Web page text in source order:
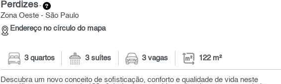
Perdizes-
Zona Oeste - São Paulo
Endereço no círculo do mapa
3 quartos 3 suítes 3 vagas 122 m²
Descubra um novo conceito de sofisticação, conforto e qualidade de vida neste